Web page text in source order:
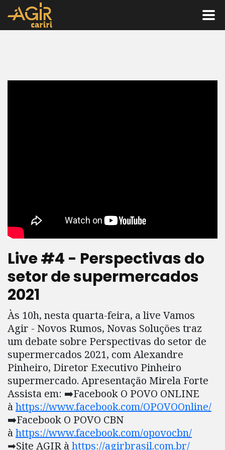
Live #4 - Perspectivas do
setor de supermercados
2021
Às 10h, nesta quarta-feira, a live Vamos
Agir - Novos Rumos, Novas Soluções traz
um debate sobre Perspectivas do setor de
supermercados 2021, com Alexandre
Pinheiro, Diretor Executivo Pinheiro
supermercado. Apresentação Mirela Forte
Assista em: ➡️Facebook O POVO ONLINE
àhttps://www.facebook.com/OPOVOOnline/
➡️Facebook O POVO CBN
àhttps://www.facebook.com/opovocbn/
➡Site AGIR àhttps://agirbrasil.com.br/